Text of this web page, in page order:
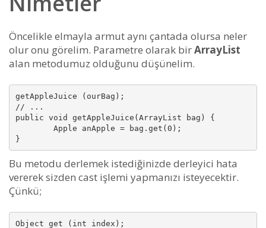
Öncelikle elmayla armut aynı çantada olursa neler
olur onu görelim. Parametre olarak birArrayList
alan metodumuz olduğunu düşünelim.
getAppleJuice (ourBag);
// ...
public void getAppleJuice(ArrayList bag) {
Apple anApple = bag.get(0);
}
Bu metodu derlemek istediğinizde derleyici hata
vererek sizden cast işlemi yapmanızı isteyecektir.
Çünkü;
Object get (int index);